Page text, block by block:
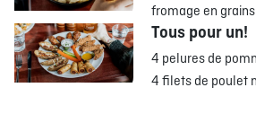
fromage en
Tous pour un!
4 pelures de
4 filets de poulet